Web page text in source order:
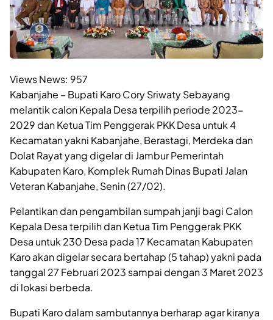
Views News: 957
Kabanjahe – Bupati Karo Cory Sriwaty Sebayang
melantik calon Kepala Desa terpilih periode 2023-
2029 dan Ketua Tim Penggerak PKK Desa untuk 4
Kecamatan yakni Kabanjahe, Berastagi, Merdeka dan
Dolat Rayat yang digelar di Jambur Pemerintah
Kabupaten Karo, Komplek Rumah Dinas Bupati Jalan
Veteran Kabanjahe, Senin (27/02).
Pelantikan dan pengambilan sumpah janji bagi Calon
Kepala Desa terpilih dan Ketua Tim Penggerak PKK
Desa untuk 230 Desa pada 17 Kecamatan Kabupaten
Karo akan digelar secara bertahap (5 tahap) yakni pada
tanggal 27 Februari 2023 sampai dengan 3 Maret 2023
di lokasi berbeda.
Bupati Karo dalam sambutannya berharap agar kiranya